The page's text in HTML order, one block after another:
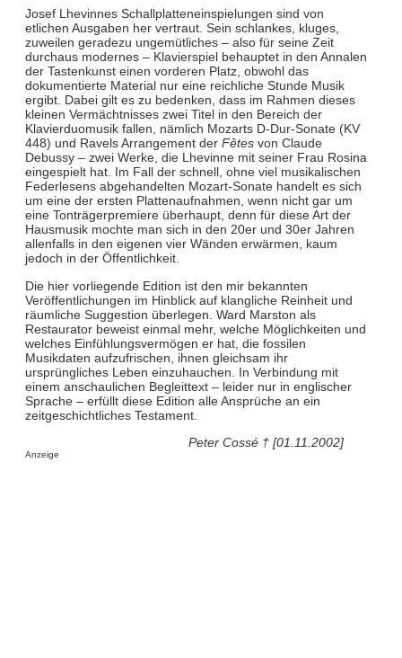
Josef Lhevinnes Schallplatteneinspielungen sind von
etlichen Ausgaben her vertraut. Sein schlankes, kluges,
zuweilen geradezu ungemütliches – also für seine Zeit
durchaus modernes – Klavierspiel behauptet in den Annalen
der Tastenkunst einen vorderen Platz, obwohl das
dokumentierte Material nur eine reichliche Stunde Musik
ergibt. Dabei gilt es zu bedenken, dass im Rahmen dieses
kleinen Vermächtnisses zwei Titel in den Bereich der
Klavierduomusik fallen, nämlich Mozarts D-Dur-Sonate (KV
448) und Ravels Arrangement der Fêtesvon Claude
Debussy – zwei Werke, die Lhevinne mit seiner Frau Rosina
eingespielt hat. Im Fall der schnell, ohne viel musikalischen
Federlesens abgehandelten Mozart-Sonate handelt es sich
um eine der ersten Plattenaufnahmen, wenn nicht gar um
eine Tonträgerpremiere überhaupt, denn für diese Art der
Hausmusik mochte man sich in den 20er und 30er Jahren
allenfalls in den eigenen vier Wänden erwärmen, kaum
jedoch in der Öffentlichkeit.
Die hier vorliegende Edition ist den mir bekannten
Veröffentlichungen im Hinblick auf klangliche Reinheit und
räumliche Suggestion überlegen. Ward Marston als
Restaurator beweist einmal mehr, welche Möglichkeiten und
welches Einfühlungsvermögen er hat, die fossilen
Musikdaten aufzufrischen, ihnen gleichsam ihr
ursprüngliches Leben einzuhauchen. In Verbindung mit
einem anschaulichen Begleittext – leider nur in englischer
Sprache – erfüllt diese Edition alle Ansprüche an ein
zeitgeschichtliches Testament.
Peter Cossé † [01.11.2002]
Anzeige